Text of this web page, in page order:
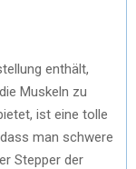
enthält,
Muskeln zu
ist eine tolle
man schwere
Stepper der